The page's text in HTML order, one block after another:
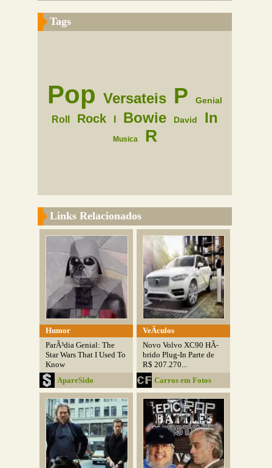
Tags
Pop Versateis P Genial
Roll Rock Bowie David In
Musica R
Links Relacionados
Humor
ParÃ³dia Genial: The
Star Wars That I Used To
Know
ApareSido
VeÃ­culos
Novo Volvo XC90 HÃ­
brido Plug-In Parte de
R$ 207.270...
Carros em Fotos